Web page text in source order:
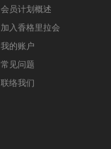
会员计划概述
加入香格里拉会
我的账户
常见问题
联络我们